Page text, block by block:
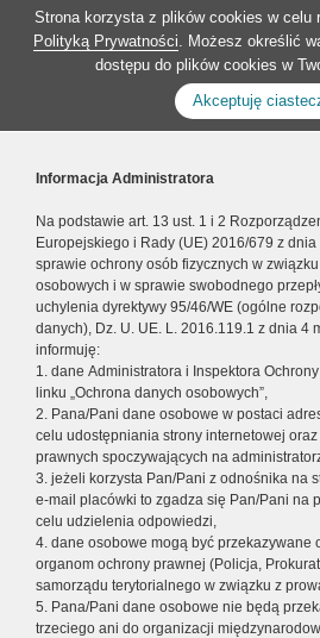
Strona korzysta z plików cookies w celu
Polityką Prywatności. Możesz określić
dostępu do plików cookies w
Akceptuję
Informacja Administratora
Na podstawie art. 13 ust. 1 i 2
Europejskiego i Rady (UE) 2016/679 z
sprawie ochrony osób fizycznych w
osobowych i w sprawie swobodnego
uchylenia dyrektywy 95/46/WE (ogólne
danych), Dz. U. UE. L. 2016.119.1 z dnia 4
informuję:
1. dane Administratora i Inspektora
linku „Ochrona danych osobowych”,
2. Pana/Pani dane osobowe w postaci
celu udostępniania strony internetowej
prawnych spoczywających na
3. jeżeli korzysta Pan/Pani z odnośnika na
e-mail placówki to zgadza się Pan/Pani na
celu udzielenia odpowiedzi,
4. dane osobowe mogą być przekazywane
organom ochrony prawnej (Policja,
samorządu terytorialnego w związku z
5. Pana/Pani dane osobowe nie będą
trzeciego ani do organizacji